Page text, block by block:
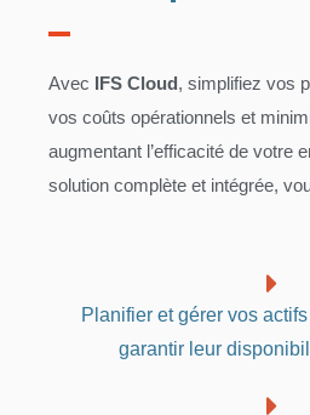
Avec IFS Cloud, simplifiez vos
vos coûts opérationnels et
augmentant l’efficacité de votre
solution complète et intégrée,
Planifier et gérer vos
garantir leur